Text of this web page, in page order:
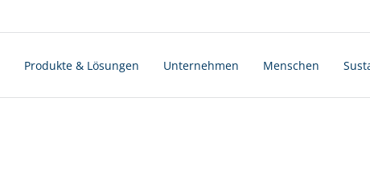
Produkte & Lösungen Unternehmen Menschen